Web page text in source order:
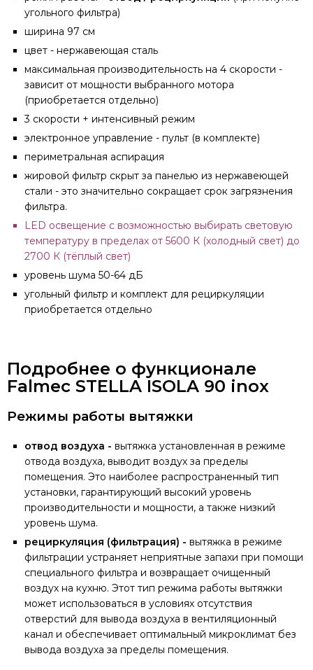
угольного фильтра)
ширина 97 см
цвет - нержавеющая сталь
максимальная производительность на 4 скорости -
зависит от мощности выбранного мотора
(приобретается отдельно)
3 скорости + интенсивный режим
электронное управление - пульт (в комплекте)
периметральная аспирация
жировой фильтр скрыт за панелью из нержавеющей
стали - это значительно сокращает срок загрязнения
фильтра.
LED освещение с возможностью выбирать световую
температуру в пределах от 5600 К (холодный свет) до
2700 К (тёплый свет)
уровень шума 50-64 дБ
угольный фильтр и комплект для рециркуляции
приобретается отдельно
Подробнее о функционале
Falmec STELLA ISOLA 90 inox
Режимы работы вытяжки
отвод воздуха - вытяжка установленная в режиме
отвода воздуха, выводит воздух за пределы
помещения. Это наиболее распространенный тип
установки, гарантирующий высокий уровень
производительности и мощности, а также низкий
уровень шума.
рециркуляция (фильтрация) - вытяжка в режиме
фильтрации устраняет неприятные запахи при помощи
специального фильтра и возвращает очищенный
воздух на кухню. Этот тип режима работы вытяжки
может использоваться в условиях отсутствия
отверстий для вывода воздуха в вентиляционный
канал и обеспечивает оптимальный микроклимат без
вывода воздуха за пределы помещения.